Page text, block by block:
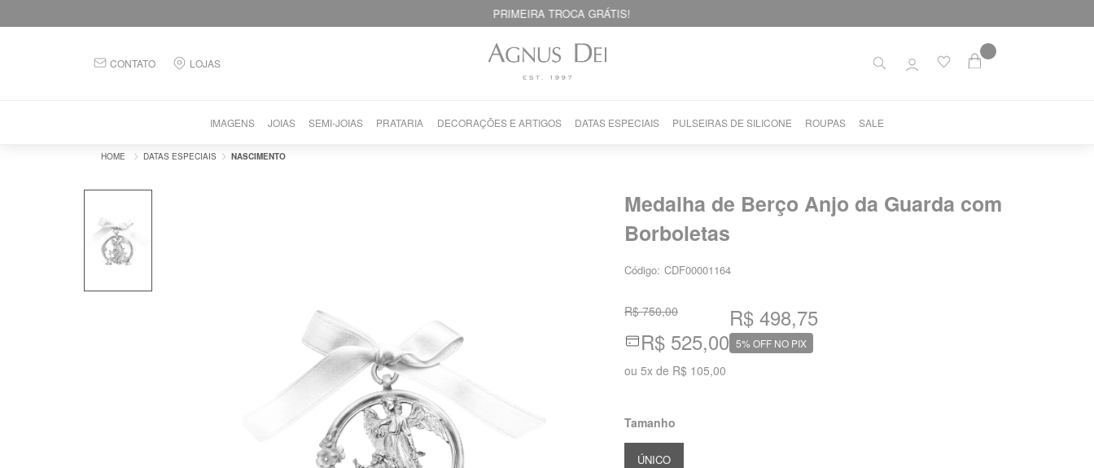
PRIMEIRA TROCA GRÁTIS!
CONTATO LOJAS
IMAGENS JOIAS SEMI-JOIAS PRATARIA DECORAÇÕES E ARTIGOS DATAS ESPECIAIS PULSEIRAS DE SILICONE ROUPAS SALE
DATAS ESPECIAIS NASCIMENTO
Medalha de Berço Anjo da Guarda com
Borboletas
Código: CDF00001164
R$ 750,00
R$ 525,00
ou 5xde R$ 105,00
R$ 498,75
5% OFF NO PIX
Tamanho
ÚNICO